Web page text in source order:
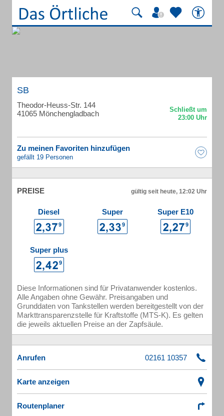
SB
Theodor-Heuss-Str. 144
41065 Mönchengladbach
Zu meinen Favoriten hinzufügen
gefällt 19 Personen
PREISE gültig seit heute, 12:02 Uhr
Diesel Super Super E10
Super plus
Diese Informationen sind für Privatanwender kostenlos.
Alle Angaben ohne Gewähr. Preisangaben und
Grunddaten von Tankstellen werden bereitgestellt von der
Markttransparenzstelle für Kraftstoffe (MTS-K). Es gelten
die jeweils aktuellen Preise an der Zapfsäule.
Anrufen
Karte anzeigen
Routenplaner